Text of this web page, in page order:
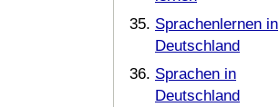
Sprachenlernen in
Deutschland
Sprachen in
Deutschland